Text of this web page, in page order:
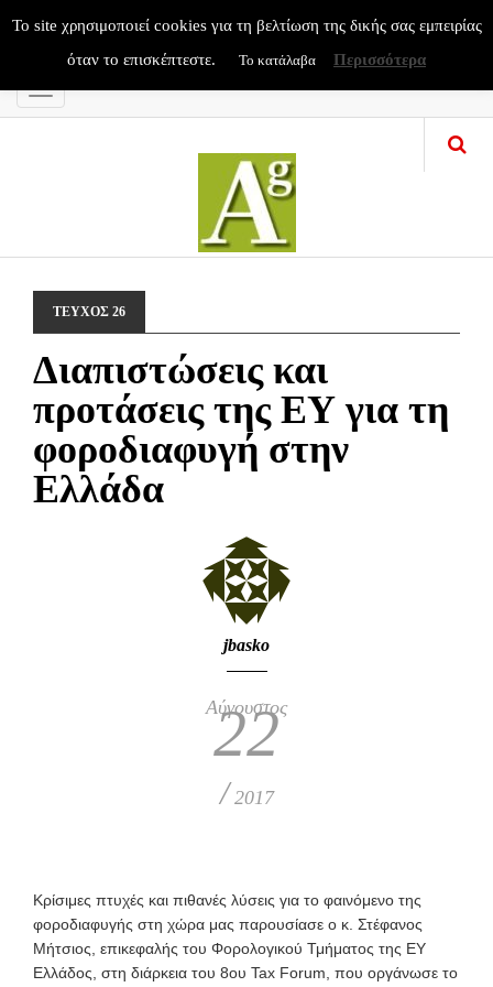
Menu
ΤΕΥΧΟΣ 26
Διαπιστώσεις και
προτάσεις της ΕΥ για τη
φοροδιαφυγή στην
Ελλάδα
jbasko
Αύγουστος
22
/ 2017
Κρίσιμες πτυχές και πιθανές λύσεις για το φαινόμενο της
φοροδιαφυγής στη χώρα μας παρουσίασε ο κ. Στέφανος
Μήτσιος, επικεφαλής του Φορολογικού Τμήματος της ΕΥ
Ελλάδος, στη διάρκεια του 8ου Tax Forum, που οργάνωσε το
To site χρησιμοποιεί cookies για τη βελτίωση της δικής σας εμπειρίας
όταν το επισκέπτεστε.
Το κατάλαβα Περισσότερα